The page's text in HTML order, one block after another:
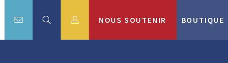
NOUS SOUTENIR BOUTIQUE